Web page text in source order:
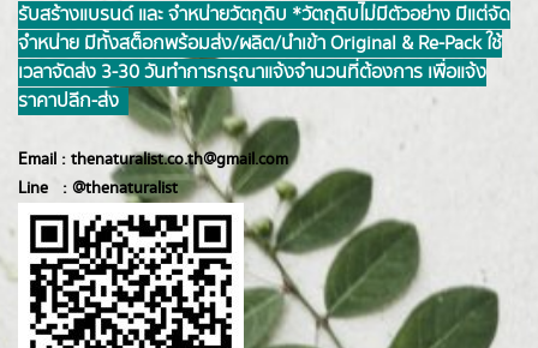
รับสร้างแบรนด์ และ จำหน่ายวัตถุดิบ *วัตถุดิบไม่มีตัวอย่าง มีแต่จัด
จำหน่าย มีทั้งสต็อกพร้อมส่ง/ผลิต/นำเข้า Original & Re-Pack ใช้
เวลาจัดส่ง 3-30 วันทำการ กรุณาแจ้งจำนวนที่ต้องการ เพื่อแจ้ง
ราคาปลีก-ส่ง
Email : thenaturalist.co.th@gmail.com
Line : @thenaturalist